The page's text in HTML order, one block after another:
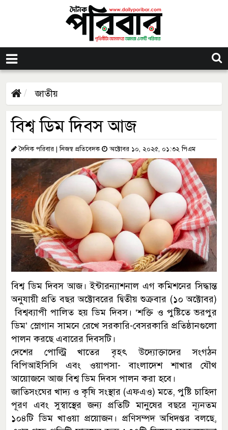
জাতীয়
বিশ্ব ডিম দিবস আজ
দৈনিক পরিবার | নিজস্ব প্রতিবেদক অক্টোবর ১০, ২০২৫, ০১:৩২ পিএম
বিশ্ব ডিম দিবস আজ। ইন্টারন্যাশনাল এগ কমিশনের সিদ্ধান্ত
অনুযায়ী প্রতি বছর অক্টোবরের দ্বিতীয় শুক্রবার (১০ অক্টোবর)
বিশ্বব্যাপী পালিত হয় ডিম দিবস। ‘শক্তি ও পুষ্টিতে ভরপুর
ডিম’ স্লোগান সামনে রেখে সরকারি-বেসরকারি প্রতিষ্ঠানগুলো
পালন করছে এবারের দিবসটি।
দেশের পোল্ট্রি খাতের বৃহৎ উদ্যোক্তাদের সংগঠন
বিপিআইসিসি এবং ওয়াপসা- বাংলাদেশ শাখার যৌথ
আয়োজনে আজ বিশ্ব ডিম দিবস পালন করা হবে।
জাতিসংঘের খাদ্য ও কৃষি সংস্থার (এফএও) মতে, পুষ্টি চাহিদা
পূরণ এবং সুস্বাস্থের জন্য প্রতিটি মানুষের বছরে ন্যূনতম
১০৪টি ডিম খাওয়া প্রয়োজন। প্রণিসম্পদ অধিদপ্তর বলছে,